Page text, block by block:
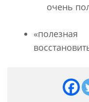
очень
«полезная